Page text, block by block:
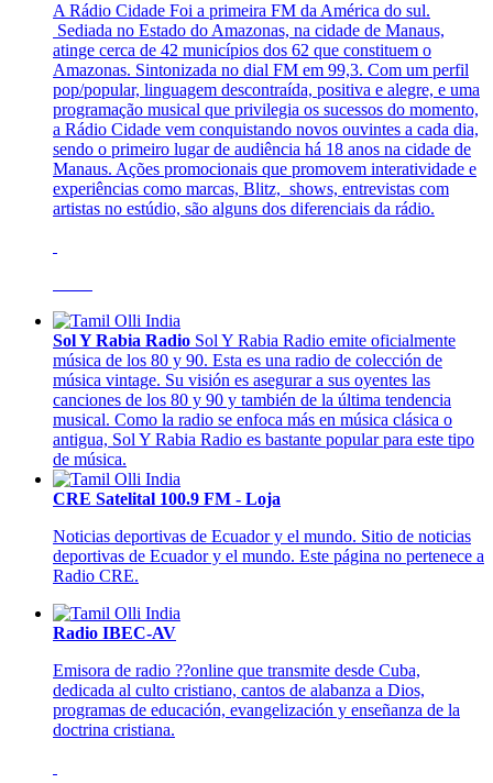
A Rádio Cidade Foi a primeira FM da América do sul.
Sediada no Estado do Amazonas, na cidade de Manaus,
atinge cerca de 42 municípios dos 62 que constituem o
Amazonas. Sintonizada no dial FM em 99,3. Com um perfil
pop/popular, linguagem descontraída, positiva e alegre, e uma
programação musical que privilegia os sucessos do momento,
a Rádio Cidade vem conquistando novos ouvintes a cada dia,
sendo o primeiro lugar de audiência há 18 anos na cidade de
Manaus. Ações promocionais que promovem interatividade e
experiências como marcas, Blitz, shows, entrevistas com
artistas no estúdio, são alguns dos diferenciais da rádio.
Sol Y Rabia Radio Sol Y Rabia Radio emite oficialmente
música de los 80 y 90. Esta es una radio de colección de
música vintage. Su visión es asegurar a sus oyentes las
canciones de los 80 y 90 y también de la última tendencia
musical. Como la radio se enfoca más en música clásica o
antigua, Sol Y Rabia Radio es bastante popular para este tipo
de música.
CRE Satelital 100.9 FM - Loja
Noticias deportivas de Ecuador y el mundo. Sitio de noticias
deportivas de Ecuador y el mundo. Este página no pertenece a
Radio CRE.
Radio IBEC-AV
Emisora de radio ??online que transmite desde Cuba,
dedicada al culto cristiano, cantos de alabanza a Dios,
programas de educación, evangelización y enseñanza de la
doctrina cristiana.